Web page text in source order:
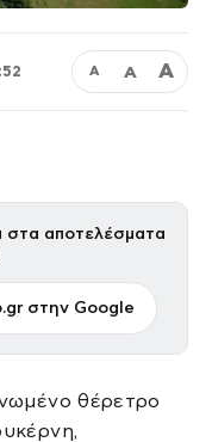
Α Α Α
στα αποτελέσματα
στην Google
θέρετρο